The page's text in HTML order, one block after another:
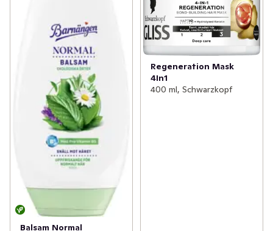
Balsam Normal
Regeneration Mask
4In1
400 ml, Schwarzkopf